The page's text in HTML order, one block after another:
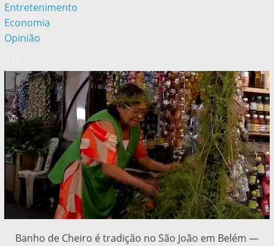
Entretenimento
Economia
Opinião
Banho de Cheiro é tradição no São João em Belém —